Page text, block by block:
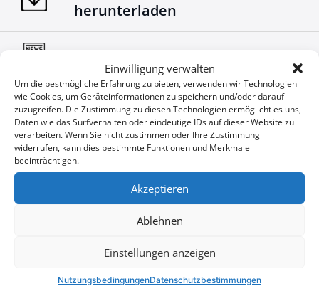
Einwilligung verwalten
Um die bestmögliche Erfahrung zu bieten, verwenden wir Technologien
wie Cookies, um Geräteinformationen zu speichern und/oder darauf
zuzugreifen. Die Zustimmung zu diesen Technologien ermöglicht es uns,
Daten wie das Surfverhalten oder eindeutige IDs auf dieser Website zu
verarbeiten. Wenn Sie nicht zustimmen oder Ihre Zustimmung
widerrufen, kann dies bestimmte Funktionen und Merkmale
beeinträchtigen.
Akzeptieren
Ablehnen
Einstellungen anzeigen
NutzungsbedingungenDatenschutzbestimmungen
herunterladen
Sonderangebote
ID
Sie wollen keine Gelegenheit
verpassen?